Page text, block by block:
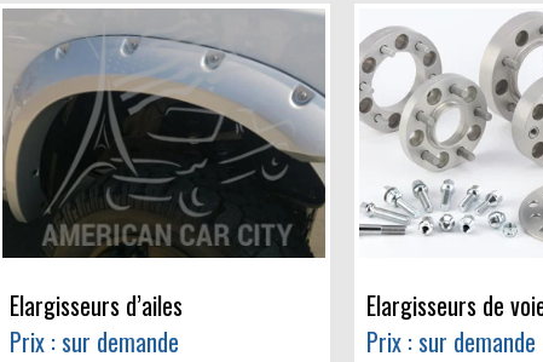
Elargisseurs d’ailes
Prix : sur demande
Elargisseurs de
Prix : sur demande